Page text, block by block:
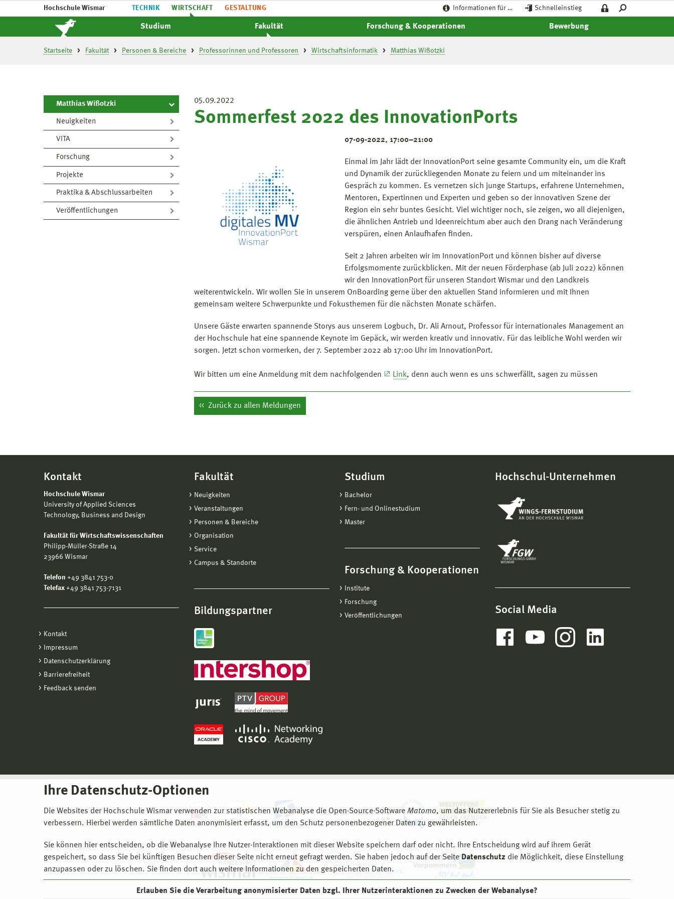
Hochschule Wismar TECHNIK WIRTSCHAFT GESTALTUNG Informationen für … Schnelleinstieg
Studium Fakultät Forschung & Kooperationen Bewerbung
Startseite Fakultät Personen & Bereiche Professorinnen und Professoren Wirtschaftsinformatik Matthias Wißotzki
Matthias Wißotzki
Neuigkeiten
VITA
Forschung
Projekte
Praktika & Abschlussarbeiten
Veröffentlichungen
Ihre Datenschutz-Optionen
Die Websites der Hochschule Wismar verwenden zur statistischen Webanalyse die Open-Source-Software Matomo, um das Nutzererlebnis für Sie als Besucher stetig zu
verbessern. Hierbei werden sämtliche Daten anonymisiert erfasst, um den Schutz personenbezogener Daten zu gewährleisten.
Sie können hier entscheiden, ob die Webanalyse Ihre Nutzer-Interaktionen mit dieser Website speichern darf oder nicht. Ihre Entscheidung wird auf ihrem Gerät
gespeichert, so dass Sie bei künftigen Besuchen dieser Seite nicht erneut gefragt werden. Sie haben jedoch auf der Seite Datenschutz die Möglichkeit, diese Einstellung
anzupassen oder zu löschen. Sie finden dort auch weitere Informationen zu den gespeicherten Daten.
Erlauben Sie die Verarbeitung anonymisierter Daten bzgl. Ihrer Nutzerinteraktionen zu Zwecken der Webanalyse?
05.09.2022
Sommerfest 2022 des InnovationPorts
07-09-2022, 17:00–21:00
Einmal im Jahr lädt der InnovationPort seine gesamte Community ein, um die Kraft
und Dynamik der zurückliegenden Monate zu feiern und um miteinander ins
Gespräch zu kommen. Es vernetzen sich junge Startups, erfahrene Unternehmen,
Mentoren, Expertinnen und Experten und geben so der innovativen Szene der
Region ein sehr buntes Gesicht. Viel wichtiger noch, sie zeigen, wo all diejenigen,
die ähnlichen Antrieb und Ideenreichtum aber auch den Drang nach Veränderung
verspüren, einen Anlaufhafen finden.
Seit 2 Jahren arbeiten wir im InnovationPort und können bisher auf diverse
Erfolgsmomente zurückblicken. Mit der neuen Förderphase (ab Juli 2022) können
wir den InnovationPort für unseren Standort Wismar und den Landkreis
weiterentwickeln. Wir wollen Sie in unserem OnBoarding gerne über den aktuellen Stand informieren und mit Ihnen
gemeinsam weitere Schwerpunkte und Fokusthemen für die nächsten Monate schärfen.
Unsere Gäste erwarten spannende Storys aus unserem Logbuch, Dr. Ali Arnout, Professor für internationales Management an
der Hochschule hat eine spannende Keynote im Gepäck, wir werden kreativ und innovativ. Für das leibliche Wohl werden wir
sorgen. Jetzt schon vormerken, der 7. September 2022 ab 17:00 Uhr im InnovationPort.
Wir bitten um eine Anmeldung mit dem nachfolgenden Link, denn auch wenn es uns schwerfällt, sagen zu müssen
Zurück zu allen Meldungen
Kontakt
Hochschule Wismar
University of Applied Sciences
Technology, Business and Design
Fakultät für Wirtschaftswissenschaften
Philipp-Müller-Straße 14
23966 Wismar
Telefon +49 3841 753-0
Telefax +49 3841 753-7131
Kontakt
Impressum
Datenschutzerklärung
Barrierefreiheit
Feedback senden
Fakultät
Neuigkeiten
Veranstaltungen
Personen & Bereiche
Organisation
Service
Campus & Standorte
Bildungspartner
Studium
Bachelor
Fern- und Onlinestudium
Master
Forschung & Kooperationen
Institute
Forschung
Veröffentlichungen
Hochschul-Unternehmen
Social Media